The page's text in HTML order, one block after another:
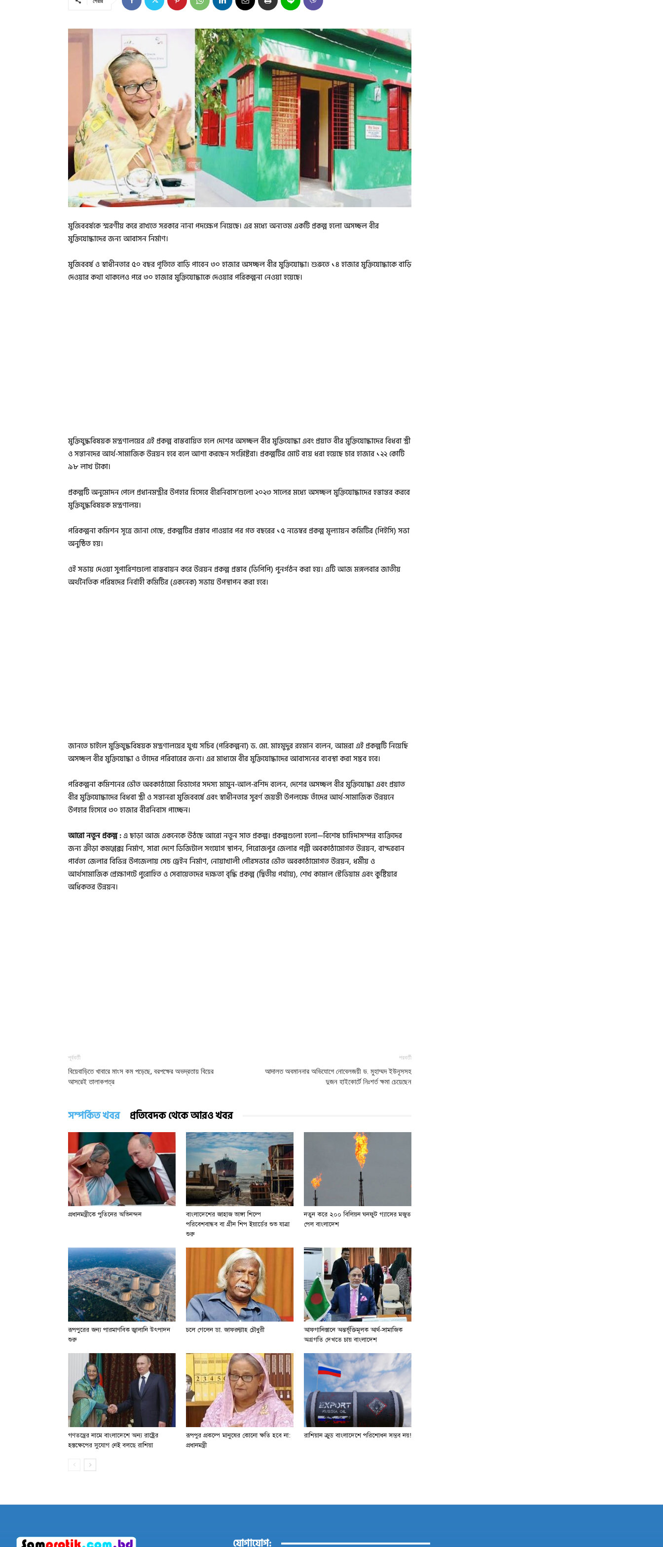
মুজিববর্ষকে স্মরণীয় করে রাখতে সরকার নানা পদক্ষেপ নিয়েছে। এর মধ্যে অন্যতম একটি প্রকল্প হলো অসচ্ছল বীর
মুক্তিযোদ্ধাদের জন্য আবাসন নির্মাণ।
মুজিববর্ষ ও স্বাধীনতার ৫০ বছর পূর্তিতে বাড়ি পাবেন ৩০ হাজার অসচ্ছল বীর মুক্তিযোদ্ধা। শুরুতে ১৪ হাজার মুক্তিযোদ্ধাকে বাড়ি
দেওয়ার কথা থাকলেও পরে ৩০ হাজার মুক্তিযোদ্ধাকে দেওয়ার পরিকল্পনা নেওয়া হয়েছে।
মুক্তিযুদ্ধবিষয়ক মন্ত্রণালয়ের এই প্রকল্প বাস্তবায়িত হলে দেশের অসচ্ছল বীর মুক্তিযোদ্ধা এবং প্রয়াত বীর মুক্তিযোদ্ধাদের বিধবা স্ত্রী
ও সন্তানদের আর্থ-সামাজিক উন্নয়ন হবে বলে আশা করছেন সংশ্লিষ্টরা। প্রকল্পটির মোট ব্যয় ধরা হয়েছে চার হাজার ১২২ কোটি
৯৮ লাখ টাকা।
প্রকল্পটি অনুমোদন পেলে প্রধানমন্ত্রীর উপহার হিসেবে বীরনিবাস’গুলো ২০২৩ সালের মধ্যে অসচ্ছল মুক্তিযোদ্ধাদের হস্তান্তর করবে
মুক্তিযুদ্ধবিষয়ক মন্ত্রণালয়।
পরিকল্পনা কমিশন সূত্রে জানা গেছে, প্রকল্পটির প্রস্তাব পাওয়ার পর গত বছরের ১৫ নভেম্বর প্রকল্প মূল্যায়ন কমিটির (পিইসি) সভা
অনুষ্ঠিত হয়।
ওই সভায় দেওয়া সুপারিশগুলো বাস্তবায়ন করে উন্নয়ন প্রকল্প প্রস্তাব (ডিপিপি) পুনর্গঠন করা হয়। এটি আজ মঙ্গলবার জাতীয়
অর্থনৈতিক পরিষদের নির্বাহী কমিটির (একনেক) সভায় উপস্থাপন করা হবে।
জানতে চাইলে মুক্তিযুদ্ধবিষয়ক মন্ত্রণালয়ের যুগ্ম সচিব (পরিকল্পনা) ড. মো. মাহমুদুর রহমান বলেন, আমরা এই প্রকল্পটি নিয়েছি
অসচ্ছল বীর মুক্তিযোদ্ধা ও তাঁদের পরিবারের জন্য। এর মাধ্যমে বীর মুক্তিযোদ্ধাদের আবাসনের ব্যবস্থা করা সম্ভব হবে।
পরিকল্পনা কমিশনের ভৌত অবকাঠামো বিভাগের সদস্য মামুন-আল-রশিদ বলেন, দেশের অসচ্ছল বীর মুক্তিযোদ্ধা এবং প্রয়াত
বীর মুক্তিযোদ্ধাদের বিধবা স্ত্রী ও সন্তানরা মুজিববর্ষে এবং স্বাধীনতার সুবর্ণ জয়ন্তী উপলক্ষে তাঁদের আর্থ-সামাজিক উন্নয়নে
উপহার হিসেবে ৩০ হাজার বীরনিবাস পাচ্ছেন।
আরো নতুন প্রকল্প :এ ছাড়া আজ একনেকে উঠছে আরো নতুন সাত প্রকল্প। প্রকল্পগুলো হলো—বিশেষ চাহিদাসম্পন্ন ব্যক্তিদের
জন্য ক্রীড়া কমপ্লেক্স নির্মাণ, সারা দেশে ডিজিটাল সংযোগ স্থাপন, পিরোজপুর জেলার পল্লী অবকাঠামোগত উন্নয়ন, বান্দরবান
পার্বত্য জেলার বিভিন্ন উপজেলায় সেচ ড্রেইন নির্মাণ, নোয়াখালী পৌরসভার ভৌত অবকাঠামোগত উন্নয়ন, ধর্মীয় ও
আর্থসামাজিক প্রেক্ষাপটে পুরোহিত ও সেবায়েতদের দক্ষতা বৃদ্ধি প্রকল্প (দ্বিতীয় পর্যায়), শেখ কামাল স্টেডিয়াম এবং কুষ্টিয়ার
অধিকতর উন্নয়ন।
পূর্ববর্তী
বিয়েবাড়িতে খাবারে মাংস কম পড়েছে, বরপক্ষের অভদ্রতায় বিয়ের
আসরেই তালাকপত্র
পরবর্তী
আদালত অবমাননার অভিযোগে নোবেলজয়ী ড. মুহাম্মদ ইউনূসসহ
দুজন হাইকোর্টে নিঃশর্ত ক্ষমা চেয়েছেন
সম্পর্কিত খবর প্রতিবেদক থেকে আরও খবর
প্রধানমন্ত্রীকে পুতিনের অভিনন্দন
বাংলাদেশের জাহাজ ভাঙ্গা শিল্পে
পরিবেশবান্ধব বা গ্রীন শিপ ইয়ার্ডের শুভ যাত্রা
শুরু
নতুন করে ২০০ বিলিয়ন ঘনফুট গ্যাসের মজুত
পেল বাংলাদেশ
রূপপুরের জন্য পারমাণবিক জ্বালানি উৎপাদন
শুরু
চলে গেলেন ডা. জাফরুল্লাহ চৌধুরী
আফগানিস্তানে অন্তর্ভূক্তিমূলক আর্থ-সামাজিক
অগ্রগতি দেখতে চায় বাংলাদেশ
গণতন্ত্রের নামে বাংলাদেশে অন্য রাষ্ট্রের
হস্তক্ষেপের সুযোগ নেই বলছে রাশিয়া
রূপপুর প্রকল্পে মানুষের কোনো ক্ষতি হবে না:
প্রধানমন্ত্রী
রাশিয়ান ক্রুড বাংলাদেশে পরিশোধন সম্ভব নয়!
যোগাযোগ: